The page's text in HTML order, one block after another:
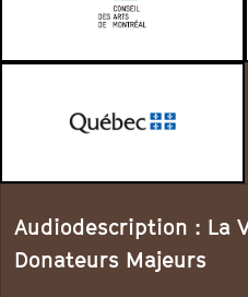
Audiodescription : La
Donateurs Majeurs